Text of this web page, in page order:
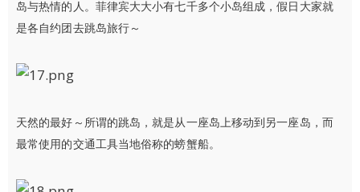
岛与热情的人。菲律宾大大小有七千多个小岛组成，假日大家就
是各自约团去跳岛旅行～
天然的最好～所谓的跳岛，就是从一座岛上移动到另一座岛，而
最常使用的交通工具当地俗称的螃蟹船。